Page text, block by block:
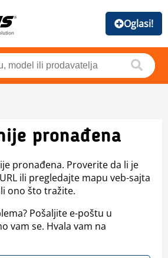
Oglasi!
pronađena
pronađena. Proverite da li je
ili pregledajte mapu veb-sajta
ono što tražite.
Pošaljite e-poštu u
vam se. Hvala vam na